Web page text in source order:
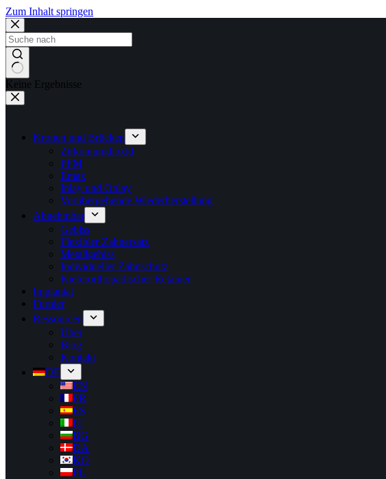
Zum Inhalt springen
Keine Ergebnisse
Kronen und Brücken
Zirkoniumdioxid
PFM
Emax
Inlay und Onlay
Vorübergehende Wiederherstellung
Abnehmbar
Gebiss
Flexibler Zahnersatz
Metallgebiss
Individueller Zahnschutz
Kieferorthopädischer Retainer
Implantat
Furnier
Ressourcen
Über
Blog
Kontakt
DE
EN
FR
ES
IT
BG
DA
KO
PL